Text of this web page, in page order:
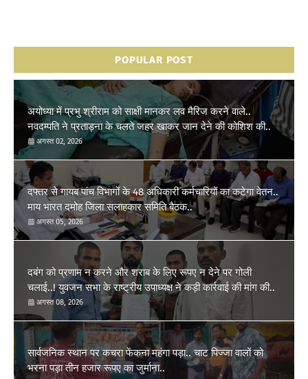
POPULAR POST
अयोध्या में प्रभु श्रीराम को साक्षी मानकर लव मैरिज करने वाले..
नवदम्पति ने प्रताड़ना के चलते जहर खाकर जान देने की कोशिश की..
अगस्त 02, 2026
दफ्तर से गायब पांच विभागों के 48 अधिकारी कर्मचारियों का कटेगा वेतन..
माय भारत दमोह जिला सलाहकार समिति बैठक..
अगस्त 05, 2026
दबंग को प्रणाम न करने और शराब के लिए रूपए न देने पर गोली
चलाई..! युवजन सभा के राष्ट्रीय उपाध्यक्ष ने कड़ी कार्रवाई की मांग की..
अगस्त 08, 2026
सार्वजनिक स्थान पर कचरा फेंकना महंगा पड़ा.. चाट पिज्जा वालों को
भरना पड़ा तीन हजार रूपए का जुर्माना..